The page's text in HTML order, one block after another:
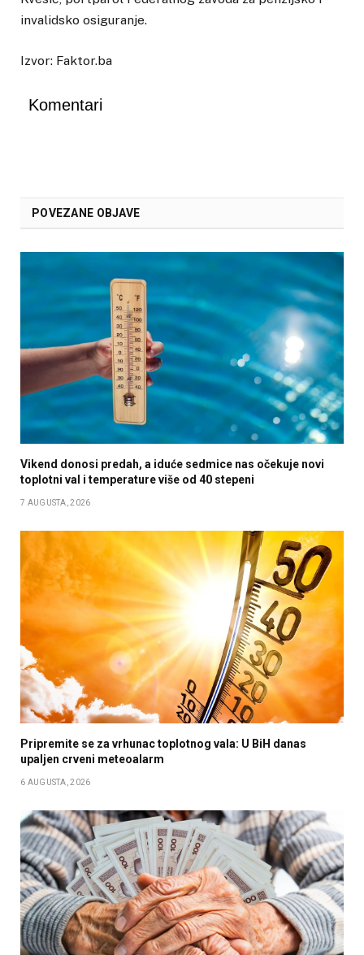
invalidsko osiguranje.
Izvor: Faktor.ba
Komentari
POVEZANE OBJAVE
Vikend donosi predah, a iduće sedmice nas očekuje novi
toplotni val i temperature više od 40 stepeni
7 AUGUSTA, 2026
Pripremite se za vrhunac toplotnog vala: U BiH danas
upaljen crveni meteoalarm
6 AUGUSTA, 2026